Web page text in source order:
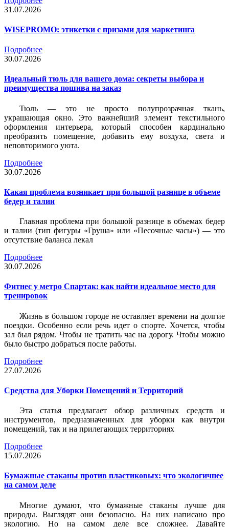
31.07.2026
WISEPROMO: этикетки с призами для маркетинга
Подробнее
30.07.2026
Идеальный тюль для вашего дома: секреты выбора и
преимущества пошива на заказ
Тюль — это не просто полупрозрачная ткань,
украшающая окно. Это важнейший элемент текстильного
оформления интерьера, который способен кардинально
преобразить помещение, добавить ему воздуха, света и
неповторимого уюта.
Подробнее
30.07.2026
Какая проблема возникает при большой разнице в объеме
бедер и талии
Главная проблема при большой разнице в объемах бедер
и талии (тип фигуры «Груша» или «Песочные часы») — это
отсутствие баланса лекал
Подробнее
30.07.2026
Фитнес у метро Спартак: как найти идеальное место для
тренировок
Жизнь в большом городе не оставляет времени на долгие
поездки. Особенно если речь идет о спорте. Хочется, чтобы
зал был рядом. Чтобы не тратить час на дорогу. Чтобы можно
было быстро добраться после работы.
Подробнее
27.07.2026
Средства для Уборки Помещений и Территорий
Эта статья предлагает обзор различных средств и
инструментов, предназначенных для уборки как внутри
помещений, так и на прилегающих территориях
Подробнее
15.07.2026
Бумажные стаканы против пластиковых: что экологичнее
на самом деле
Многие думают, что бумажные стаканы лучше для
природы. Выглядят они безопасно. На них написано про
экологию. Но на самом деле все сложнее. Давайте